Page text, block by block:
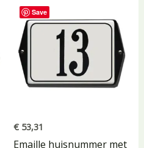
Save
€ 53,31
Emaille huisnummer met